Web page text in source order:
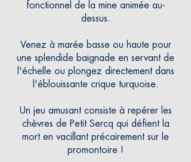
fonctionnel de la mine animée au-
dessus.
Venez à marée basse ou haute pour
une splendide baignade en servant de
l'échelle ou plongez directement dans
l'éblouissante crique turquoise.
Un jeu amusant consiste à repérer les
chèvres de Petit Sercq qui défient la
mort en vacillant précairement sur le
promontoire !